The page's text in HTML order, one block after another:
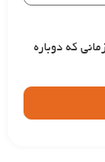
که دوباره